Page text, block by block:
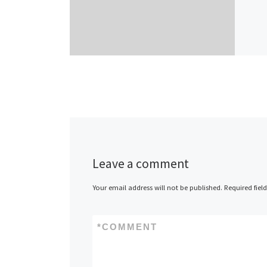
Leave a comment
Your email address will not be published. Required
COMMENT
*